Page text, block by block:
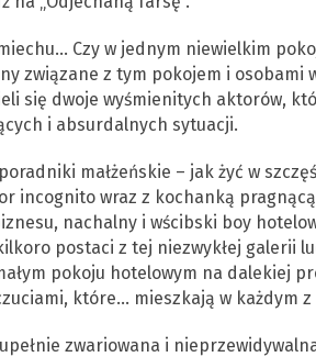
Czy w jednym niewielkim
związane z tym pokojem i
się dwoje wyśmienitych aktorów,
i absurdalnych sytuacji.
małżeńskie – jak żyć w
incognito wraz z kochanką
nachalny i wścibski boy
postaci z tej niezwykłej galerii
pokoju hotelowym na dalekiej
które… mieszkają w każdym z
zwariowana i